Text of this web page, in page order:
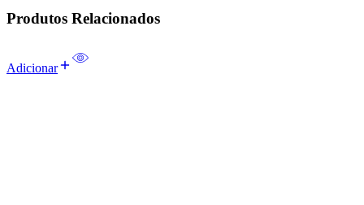
Produtos Relacionados
Adicionar